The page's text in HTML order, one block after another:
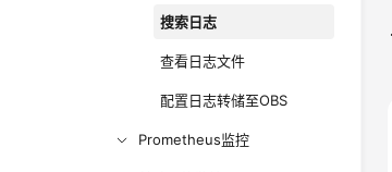
搜索日志
查看日志文件
配置日志转储至OBS
Prometheus监控